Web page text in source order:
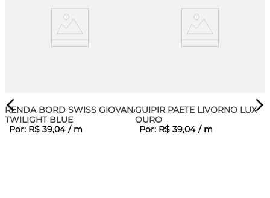
RENDA BORD SWISS GIOVANA
TWILIGHT BLUE
Por: R$ 39,04 / m
GUIPIR PAETE LIVORNO LUX
OURO
Por: R$ 39,04 / m